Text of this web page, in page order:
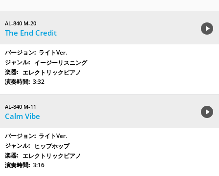
AL-840 M-20
The End Credit
ライトVer.
イージーリスニング
エレクトリックピアノ
3:32
AL-840 M-11
Calm Vibe
ライトVer.
ヒップホップ
エレクトリックピアノ
3:16